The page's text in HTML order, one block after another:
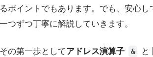
ポイントでもあります。でも、安心
つずつ丁寧に解説していきます。
の第一歩としてアドレス演算子 & と